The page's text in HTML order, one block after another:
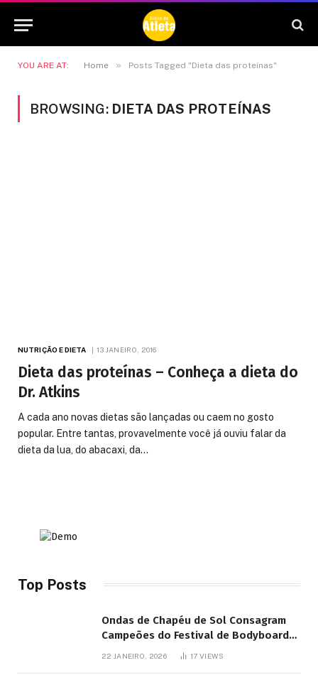
YOU ARE AT: Home » Posts Tagged "Dieta das proteínas"
BROWSING: DIETA DAS PROTEÍNAS
NUTRIÇÃO E DIETA 13 JANEIRO, 2016
Dieta das proteínas – Conheça a dieta do
Dr. Atkins
A cada ano novas dietas são lançadas ou caem no gosto
popular. Entre tantas, provavelmente você já ouviu falar da
dieta da lua, do abacaxi, da…
Top Posts
Ondas de Chapéu de Sol Consagram
Campeões do Festival de Bodyboard
22 JANEIRO, 2026 17VIEWS